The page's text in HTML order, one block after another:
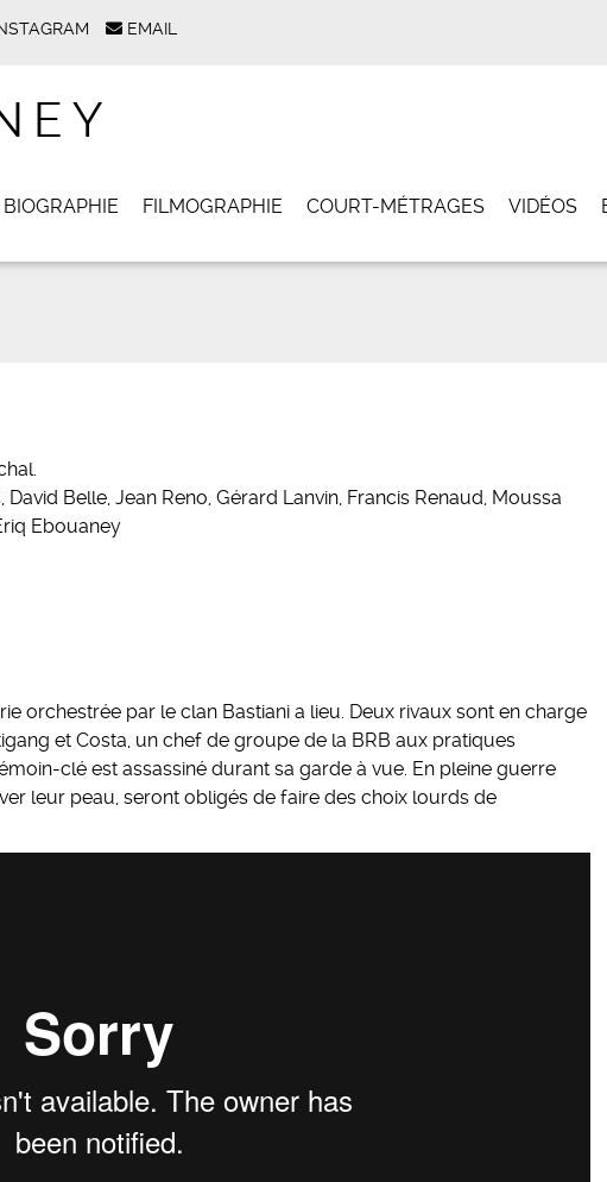
EMAIL
BIOGRAPHIE FILMOGRAPHIE COURT-MÉTRAGES VIDÉOS
Belle, Jean Reno, Gérard Lanvin, Francis Renaud, Moussa
Ebouaney
orchestrée par le clan Bastiani a lieu. Deux rivaux sont en charge
et Costa, un chef de groupe de la BRB aux pratiques
clé est assassiné durant sa garde à vue. En pleine guerre
leur peau, seront obligés de faire des choix lourds de